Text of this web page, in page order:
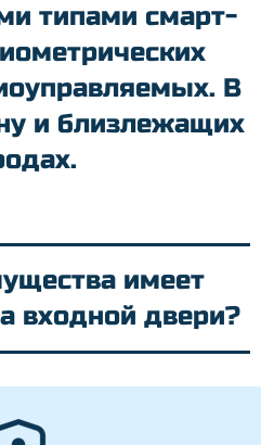
типами смарт-
В
и близлежащих
имеет
входной двери?